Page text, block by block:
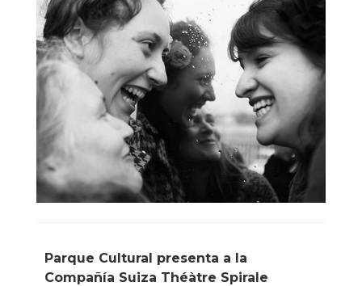
Parque Cultural presenta a la
Compañía Suiza Théàtre Spirale